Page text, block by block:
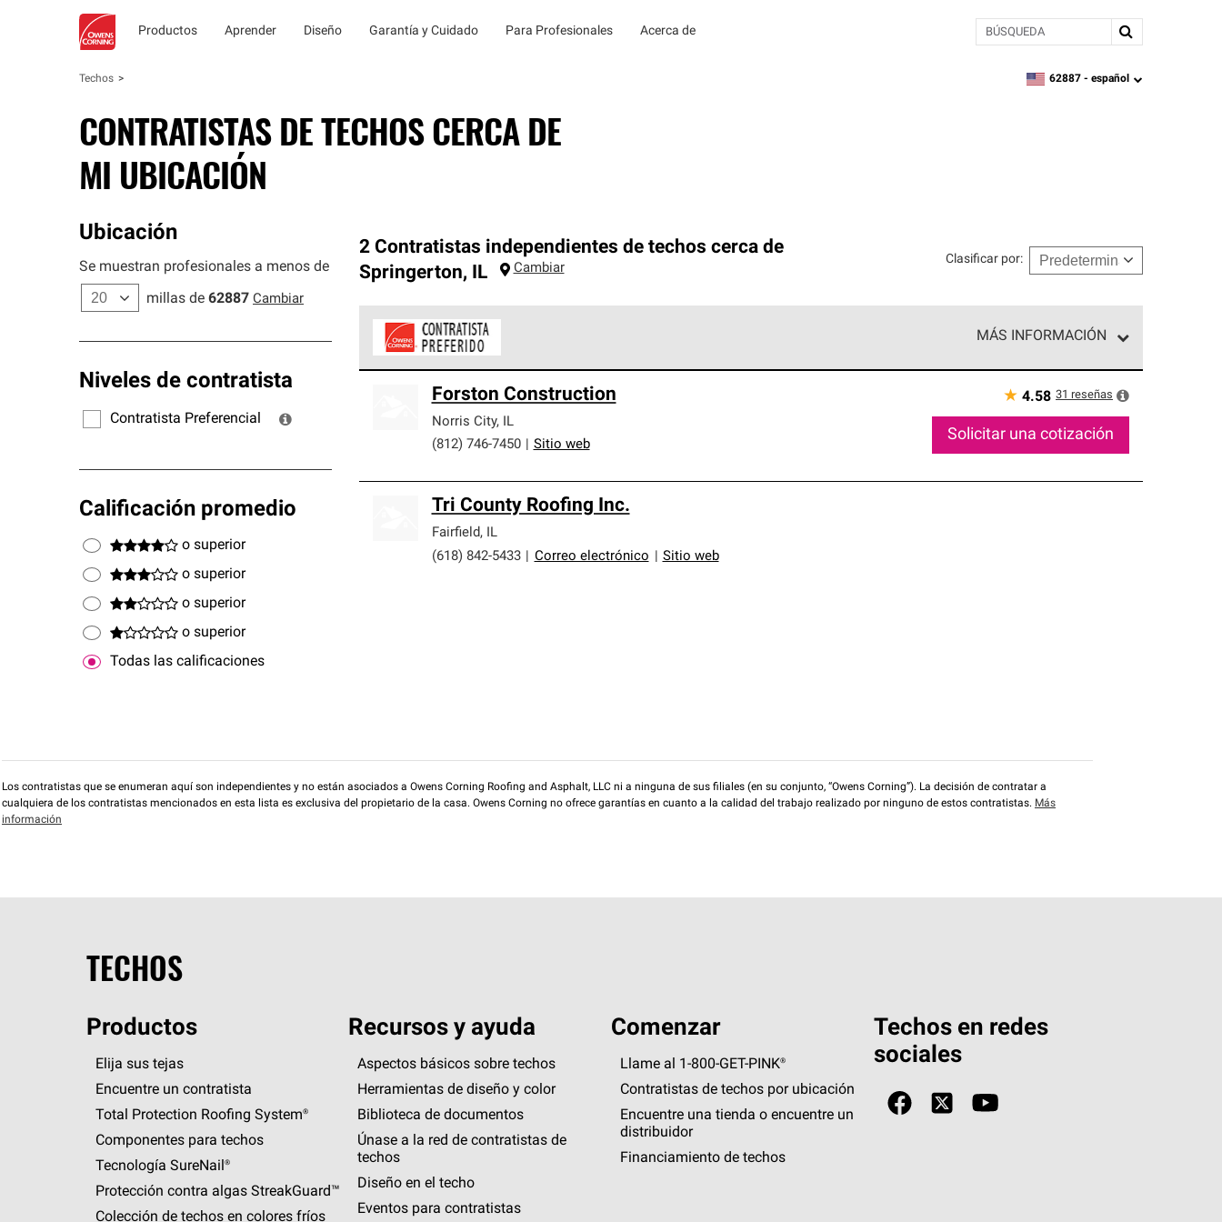
Productos Aprender Diseño Garantía y Cuidado Para Profesionales Acerca de BÚSQUEDA
Techos zipcode,language
62887 - español
CONTRATISTAS DE TECHOS CERCA DE
MI UBICACIÓN
Ubicación
Se muestran profesionales a menos de
millas de 62887 Cambiar
Niveles de contratista
Contratista Preferencial
Calificación promedio
o superior
o superior
o superior
o superior
Todas las calificaciones
2 Contratistas independientes de techos cerca de
Springerton, IL Cambiar
Clasificar por:
MÁS INFORMACIÓN
cumplen con altos estándares y requisitos estrictos de profesionalismo y confiabilidad.
Forston Construction
Norris City,
IL
(812) 746-7450
Sitio web
★ 4.58 31 reseñas
Solicitar una cotización
Tri County Roofing Inc.
Fairfield ,
IL
(618) 842-5433
Correo electrónico Sitio web
Los contratistas que se enumeran aquí son independientes y no están asociados a Owens Corning Roofing and Asphalt, LLC ni a ninguna de sus filiales (en su conjunto, “Owens Corning”). La decisión de contratar a
cualquiera de los contratistas mencionados en esta lista es exclusiva del propietario de la casa. Owens Corning no ofrece garantías en cuanto a la calidad del trabajo realizado por ninguno de estos contratistas. Más
información
TECHOS
Productos
Elija sus tejas
Encuentre un contratista
Total Protection Roofing System®
Componentes para techos
Tecnología SureNail®
Protección contra algas StreakGuard™
Colección de techos en colores fríos
Recursos y ayuda
Aspectos básicos sobre techos
Herramientas de diseño y color
Biblioteca de documentos
Únase a la red de contratistas de
techos
Diseño en el techo
Eventos para contratistas
Comenzar
Llame al 1-800-GET -PINK®
Contratistas de techos por ubicación
Encuentre una tienda o encuentre un
distribuidor
Financiamiento de techos
Techos en redes
sociales